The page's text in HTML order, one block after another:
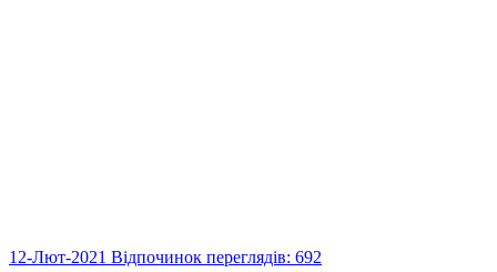
12-Лют-2021 Відпочинок переглядів: 692